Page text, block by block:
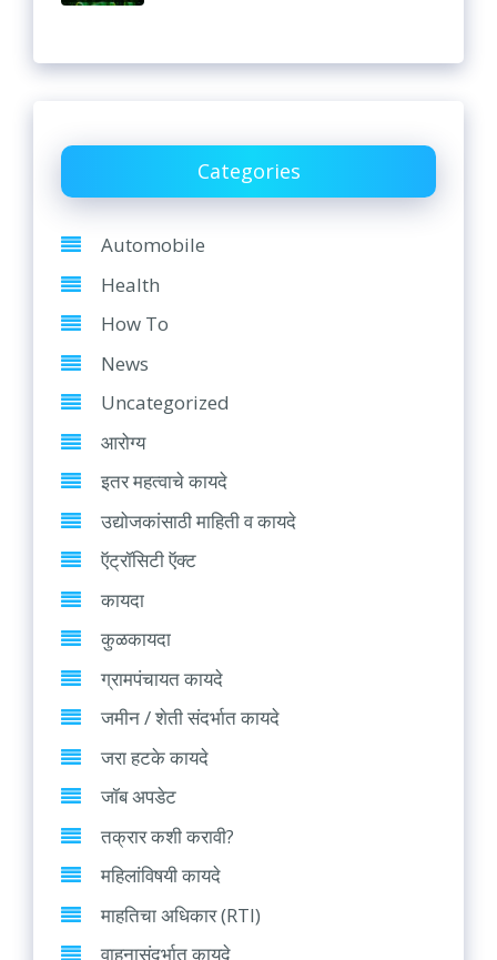
Categories
Automobile
Health
How To
News
Uncategorized
आरोग्य
इतर महत्वाचे कायदे
उद्योजकांसाठी माहिती व कायदे
ऍट्रॉसिटी ऍक्ट
कायदा
कुळकायदा
ग्रामपंचायत कायदे
जमीन / शेती संदर्भात कायदे
जरा हटके कायदे
जॉब अपडेट
तक्रार कशी करावी?
महिलांविषयी कायदे
माहतिचा अधिकार (RTI)
वाहनासंदर्भात कायदे